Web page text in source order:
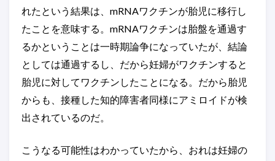
れたという結果は、mRNAワクチンが胎児に移行し
たことを意味する。mRNAワクチンは胎盤を通過す
るかということは一時期論争になっていたが、結論
としては通過するし、だから妊婦がワクチンすると
胎児に対してワクチンしたことになる。だから胎児
からも、接種した知的障害者同様にアミロイドが検
出されているのだ。
こうなる可能性はわかっていたから、おれは妊婦の